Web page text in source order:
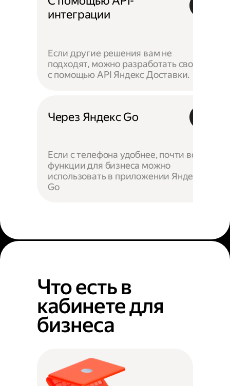
интеграции
Если другие решения вам не
подходят, можно разработать своё —
с помощью API Яндекс Доставки.
Через Яндекс Go
Если с телефона удобнее, почти все
функции для бизнеса можно
использовать в приложении Яндекс
Go
Что есть в
кабинете для
бизнеса